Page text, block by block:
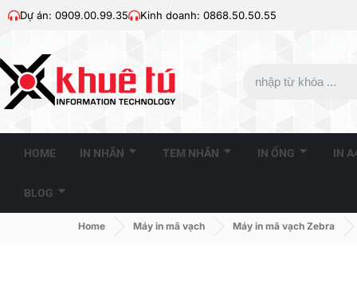
Dự án: 0909.00.99.35 Kinh doanh: 0868.50.50.55
HOME IN NHÃN TEM NHÃN IN ỐNG IN
BLOG
Home Máy in mã vạch Máy in mã vạch Zebra